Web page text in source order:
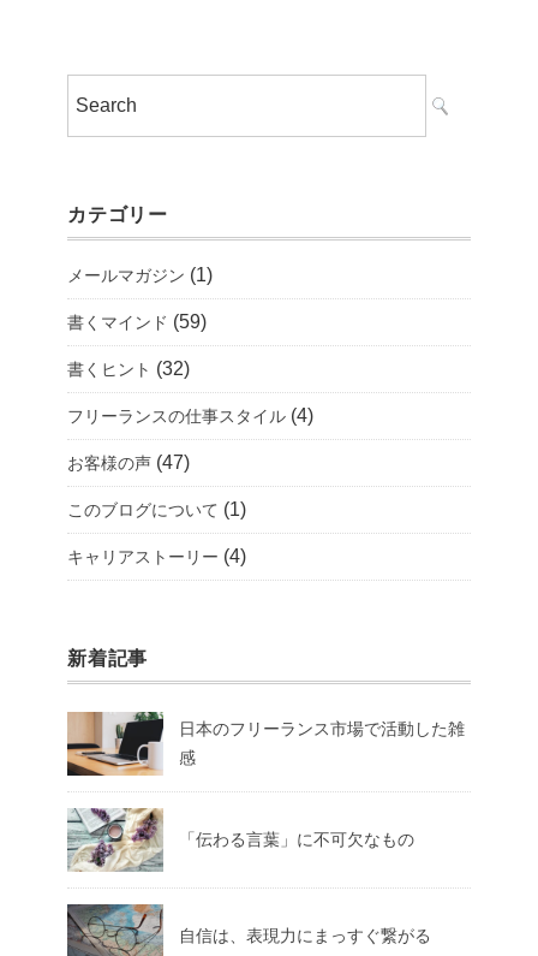
カテゴリー
メールマガジン (1)
書くマインド (59)
書くヒント (32)
フリーランスの仕事スタイル (4)
お客様の声 (47)
このブログについて (1)
キャリアストーリー (4)
新着記事
日本のフリーランス市場で活動した雑
感
「伝わる言葉」に不可欠なもの
自信は、表現力にまっすぐ繋がる